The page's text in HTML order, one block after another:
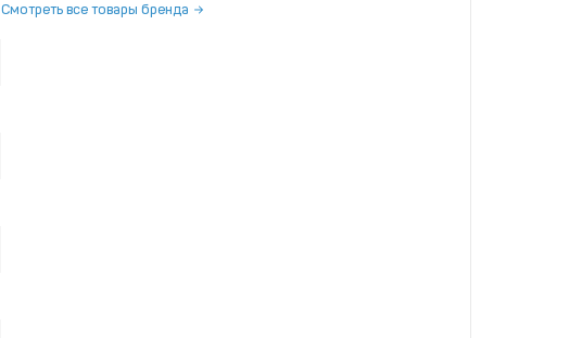
Смотреть все товары бренда